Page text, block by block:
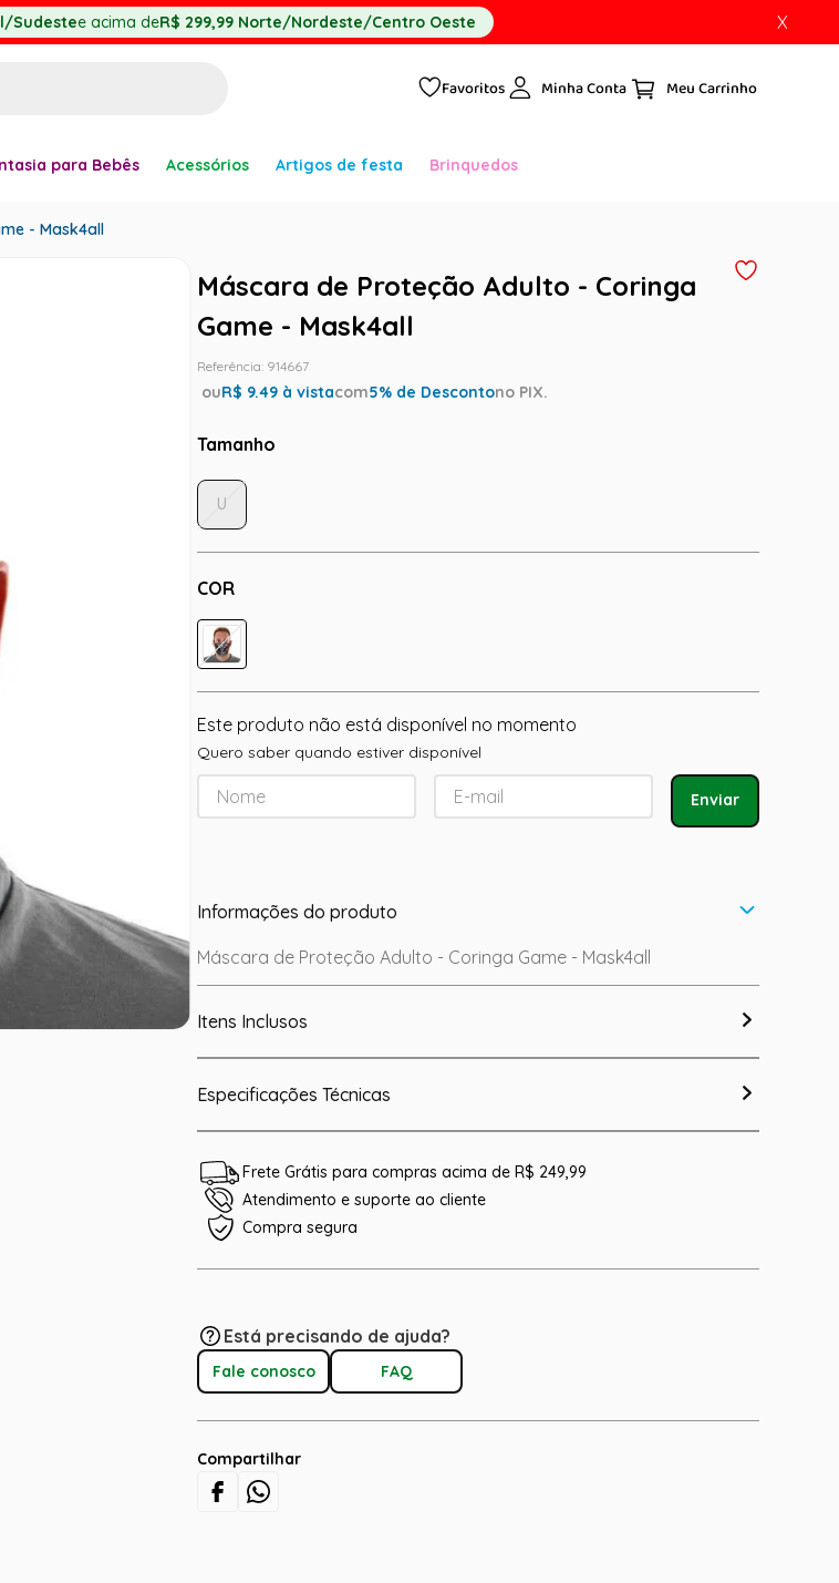
Sudestee acima deR$ 299,99 Norte/Nordeste/Centro Oeste X
Favoritos Minha Conta
para Bebês Acessórios Artigos de festa Brinquedos
- Mask4all
Máscara de Proteção Adulto - Coringa
Game - Mask4all
Referência: 914667
ouR$ 9.49 à vistacom5% de Descontono PIX.
Tamanho
COR
U
Este produto não está disponível no momento
Quero saber quando estiver disponível
Enviar
Informações do produto
Máscara de Proteção Adulto - Coringa Game - Mask4all
Itens Inclusos
Especificações Técnicas
Frete Grátis para compras acima de R$ 249,99
Atendimento e suporte ao cliente
Compra segura
Está precisando de ajuda?
Fale conosco FAQ
Compartilhar